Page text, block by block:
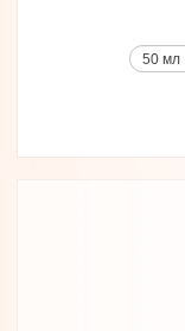
50 мл